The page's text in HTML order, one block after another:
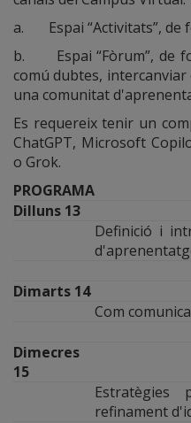
a. Espai “Activitats”, de
b. Espai “Fòrum”, de
comú dubtes, intercanviar
una comunitat
Es requereix tenir un
ChatGPT, Microsoft
o Grok.
PROGRAMA
Dilluns 13
Definició i
Dimarts 14
Com
Dimecres
15
refinament